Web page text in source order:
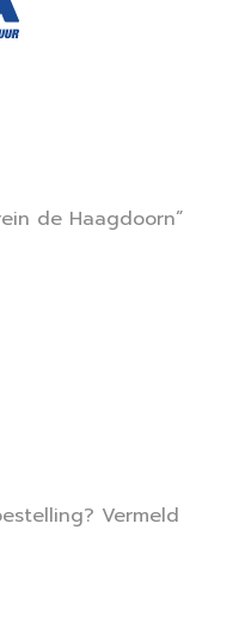
de Haagdoorn”
Vermeld